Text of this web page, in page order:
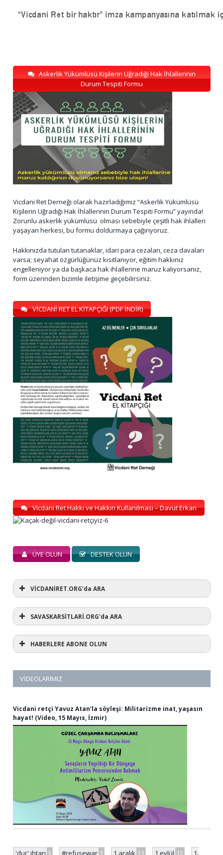
Askerlik Yükümlüsü Kişilerin Uğradığı Hak İhlallerinin
Durum Tespiti Formu
Vicdani Ret Derneği olarak hazırladığımız “Askerlik Yükümlüsü
Kişilerin Uğradığı Hak İhlallerinin Durum Tespiti Formu” yayında!
Zorunlu askerlik yükümlüsü olması sebebiyle çeşitli hak ihlalleri
yaşayan herkesi, bu formu doldurmaya çağırıyoruz.
Hakkınızda tutulan tutanaklar, idari para cezaları, ceza davaları
varsa; seyahat özgürlüğünüz kısıtlanıyor, eğitim hakkınız
engelleniyor ya da başkaca hak ihlallerine maruz kalıyorsanız,
form üzerinden bizimle iletişime geçebilirsiniz.
VİCDANİ RET EL KİTAPÇIĞI (PDF İNDİR)
Vicdani Ret Hakkı ve Hakkın Kullanılması – Davut Erkan
ÜYE OLUN DESTEK OLUN
VİCDANİRET.ORG'da ARA
SAVASKARSİTLARİ.ORG'da ARA
HABERLERE ABONE OLUN
VIDEOLARIMIZ
Vicdani retçi Yavuz Atan’la söyleşi: Militarizme inat, yaşasın
hayat! (Video, 15 Mayıs, İzmir)
'dur' ihtarı 3 #refusewar 1 1 aralık 11 1 eylül 12 1.